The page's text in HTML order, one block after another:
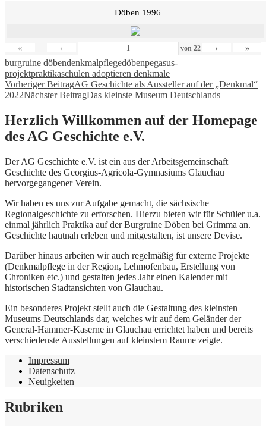
Döben 1996
« ‹ von 22 › »
burgruine döbendenkmalpflegedöbenpegasus-
projektpraktikaschulen adoptieren denkmale
Beitragsnavigation
Vorheriger BeitragAG Geschichte als Aussteller auf der „Denkmal“
2022Nächster BeitragDas kleinste Museum Deutschlands
Herzlich Willkommen auf der Homepage
des AG Geschichte e.V.
Der AG Geschichte e.V. ist ein aus der Arbeitsgemeinschaft
Geschichte des Georgius-Agricola-Gymnasiums Glauchau
hervorgegangener Verein.
Wir haben es uns zur Aufgabe gemacht, die sächsische
Regionalgeschichte zu erforschen. Hierzu bieten wir für Schüler u.a.
einmal jährlich Praktika auf der Burgruine Döben bei Grimma an.
Geschichte hautnah erleben und mitgestalten, ist unsere Devise.
Darüber hinaus arbeiten wir auch regelmäßig für externe Projekte
(Denkmalpflege in der Region, Lehmofenbau, Erstellung von
Chroniken etc.) und gestalten jedes Jahr einen Kalender mit
historischen Stadtansichten von Glauchau.
Ein besonderes Projekt stellt auch die Gestaltung des kleinsten
Museums Deutschlands dar, welches wir auf dem Geländer der
General-Hammer-Kaserne in Glauchau errichtet haben und bereits
verschiedenste Ausstellungen auf kleinstem Raume zeigte.
Impressum
Datenschutz
Neuigkeiten
Rubriken